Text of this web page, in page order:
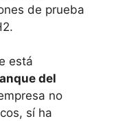
de prueba
está
del
no
sí ha